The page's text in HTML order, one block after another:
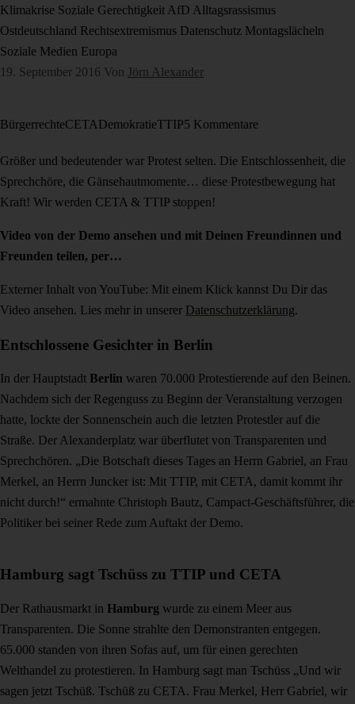
Klimakrise Soziale Gerechtigkeit AfD Alltagsrassismus
Ostdeutschland Rechtsextremismus Datenschutz Montagslächeln
Soziale Medien Europa
19. September 2016 Von Jörn Alexander
BürgerrechteCETADemokratieTTIP5 Kommentare
Größer und bedeutender war Protest selten. Die Entschlossenheit, die
Sprechchöre, die Gänsehautmomente… diese Protestbewegung hat
Kraft! Wir werden CETA & TTIP stoppen!
Video von der Demo ansehen und mit Deinen Freundinnen und
Freunden teilen, per…
Externer Inhalt von YouTube: Mit einem Klick kannst Du Dir das
Video ansehen. Lies mehr in unserer Datenschutzerklärung.
Entschlossene Gesichter in Berlin
In der Hauptstadt Berlin waren 70.000 Protestierende auf den Beinen.
Nachdem sich der Regenguss zu Beginn der Veranstaltung verzogen
hatte, lockte der Sonnenschein auch die letzten Protestler auf die
Straße. Der Alexanderplatz war überflutet von Transparenten und
Sprechchören. „Die Botschaft dieses Tages an Herrn Gabriel, an Frau
Merkel, an Herrn Juncker ist: Mit TTIP, mit CETA, damit kommt ihr
nicht durch!“ ermahnte Christoph Bautz, Campact-Geschäftsführer, die
Politiker bei seiner Rede zum Auftakt der Demo.
Hamburg sagt Tschüss zu TTIP und CETA
Der Rathausmarkt in Hamburg wurde zu einem Meer aus
Transparenten. Die Sonne strahlte den Demonstranten entgegen.
65.000 standen von ihren Sofas auf, um für einen gerechten
Welthandel zu protestieren. In Hamburg sagt man Tschüss „Und wir
sagen jetzt Tschüß. Tschüß zu CETA. Frau Merkel, Herr Gabriel, wir